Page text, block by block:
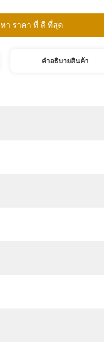
หา ราคา ที่ ดี ที่สุด
คําอธิบายสินค้า